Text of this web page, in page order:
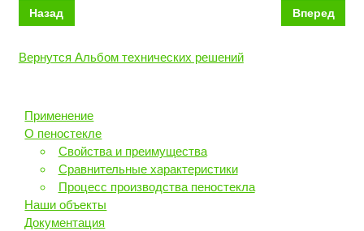
Назад Вперед
Вернутся Альбом технических решений
Применение
О пеностекле
Свойства и преимущества
Сравнительные характеристики
Процесс производства пеностекла
Наши объекты
Документация